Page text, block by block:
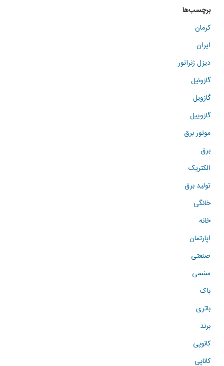
برچسب‌ها
کرمان
ایران
دیزل ژنراتور
گازوئیل
گازویل
گازوییل
موتور برق
برق
الکتریک
تولید برق
خانگی
خانه
اپارتمان
صنعتی
سنسی
باک
باتری
برند
کانوپی
کاناپی